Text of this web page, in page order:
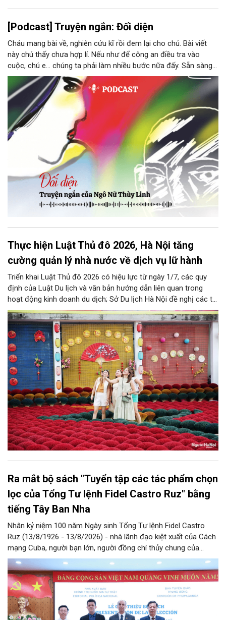
[Podcast] Truyện ngắn: Đối diện
Cháu mang bài về, nghiên cứu kĩ rồi đem lại cho chú. Bài viết
này chú thấy chưa hợp lí. Nếu như để công an điều tra vào
cuộc, chú e… chúng ta phải làm nhiều bước nữa đấy. Sẵn sàng
thì tiếp tục nhé! Chú Minh cầm tập bài viết đưa lại cho Thy. Cô
ngại ngùng đỡ lấy. Đây là lần thứ ba, loạt bài phóng sự của mình
bị Tổng biên tập kêu lên để trả lại...
Thực hiện Luật Thủ đô 2026, Hà Nội tăng
cường quản lý nhà nước về dịch vụ lữ hành
Triển khai Luật Thủ đô 2026 có hiệu lực từ ngày 1/7, các quy
định của Luật Du lịch và văn bản hướng dẫn liên quan trong
hoạt động kinh doanh du dịch; Sở Du lịch Hà Nội đề nghị các tổ
chức, đơn vị, doanh nghiệp kinh doanh dịch vụ lữ hành trên địa
bàn thành phố thực hiện một số nội dung quan trọng. Qua đó
góp phần thực hiện thắng lợi các mục tiêu phát triển du lịch Hà
Nội năm 2026 và giai đoạn tiếp theo.
Ra mắt bộ sách "Tuyển tập các tác phẩm chọn
lọc của Tổng Tư lệnh Fidel Castro Ruz" bằng
tiếng Tây Ban Nha
Nhân kỷ niệm 100 năm Ngày sinh Tổng Tư lệnh Fidel Castro
Ruz (13/8/1926 - 13/8/2026) - nhà lãnh đạo kiệt xuất của Cách
mạng Cuba, người bạn lớn, người đồng chí thủy chung của
Đảng, Nhà nước và nhân dân Việt Nam, chiều 5/8, tại Hà Nội,
Nhà xuất bản Chính trị quốc gia Sự thật phối hợp với Ban Tuyên
giáo Trung ương tổ chức Lễ giới thiệu bộ sách “Tuyển tập các
tác phẩm chọn lọc của Tổng Tư lệnh Fidel Castro Ruz” gồm 24
tập bằng tiếng Tây Ban Nha.